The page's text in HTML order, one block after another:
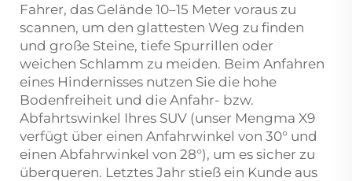
Fahrer, das Gelände 10–15 Meter voraus zu
scannen, um den glattesten Weg zu finden
und große Steine, tiefe Spurrillen oder
weichen Schlamm zu meiden. Beim Anfahren
eines Hindernisses nutzen Sie die hohe
Bodenfreiheit und die Anfahr- bzw.
Abfahrtswinkel Ihres SUV (unser Mengma X9
verfügt über einen Anfahrwinkel von 30° und
einen Abfahrwinkel von 28°), um es sicher zu
überqueren. Letztes Jahr stieß ein Kunde aus